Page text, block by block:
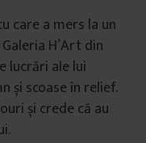
care a mers la un
H’Art din
lucrări ale lui
și scoase în relief.
și crede că au